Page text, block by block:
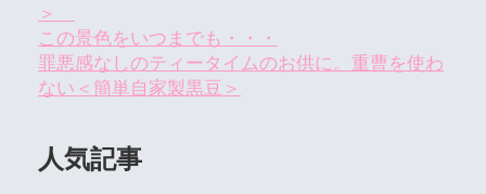
＞
この景色をいつまでも・・・
罪悪感なしのティータイムのお供に。重曹を使わ
ない＜簡単自家製黒豆＞
人気記事